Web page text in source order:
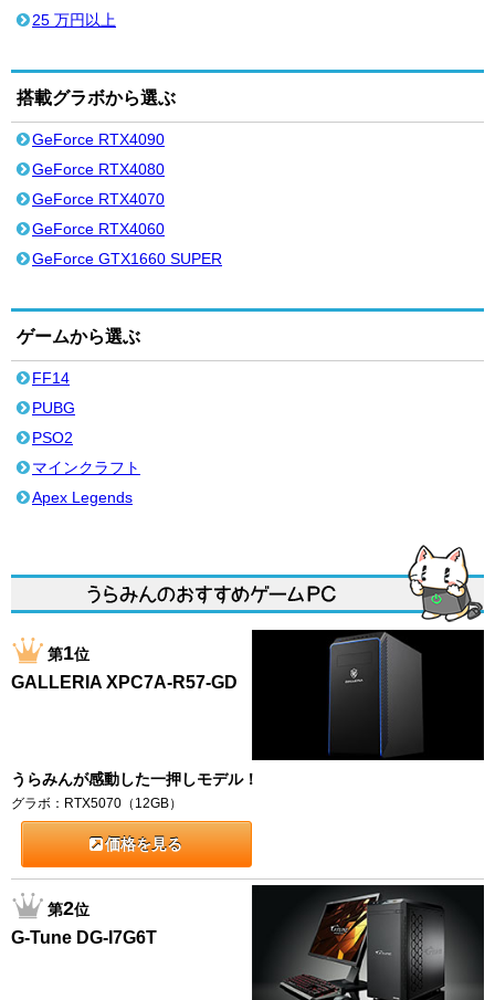
25 万円以上
搭載グラボから選ぶ
GeForce RTX4090
GeForce RTX4080
GeForce RTX4070
GeForce RTX4060
GeForce GTX1660 SUPER
ゲームから選ぶ
FF14
PUBG
PSO2
マインクラフト
Apex Legends
第1位
GALLERIA XPC7A-R57-GD
うらみんが感動した一押しモデル！
グラボ：RTX5070（12GB）
価格を見る
第2位
G-Tune DG-I7G6T